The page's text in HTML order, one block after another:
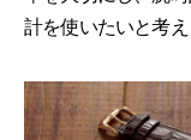
計を使いたいと考